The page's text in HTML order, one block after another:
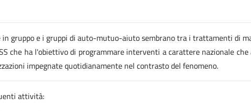
gruppo e i gruppi di auto-mutuo-aiuto sembrano tra i trattamenti di
che ha l'obiettivo di programmare interventi a carattere nazionale
impegnate quotidianamente nel contrasto del fenomeno.
attività: